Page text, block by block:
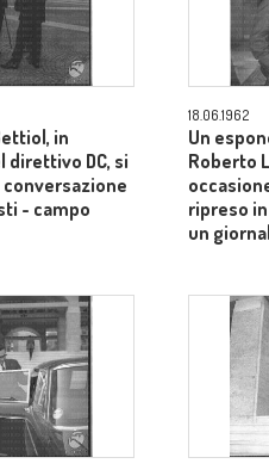
in
direttivo DC, si
- campo
18.06.1962
Un
Roberto
ripreso
un